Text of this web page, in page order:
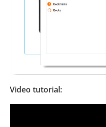
Video tutorial: